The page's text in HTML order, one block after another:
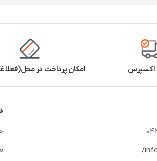
اکسپرس امکان پرداخت در محل(فعلا